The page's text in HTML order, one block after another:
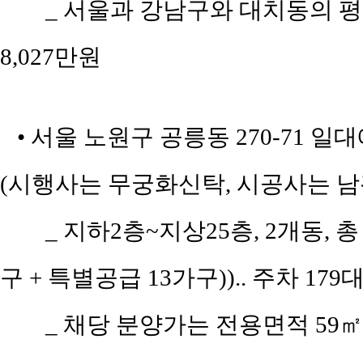
_ 서울과 강남구와 대치동의
8,027만원
• 서울 노원구 공릉동 270-71 일
(시행사는 무궁화신탁, 시공사는
_ 지하2층~지상25층, 2개동,
구 + 특별공급 13가구)).. 주차 179
_ 채당 분양가는 전용면적 59